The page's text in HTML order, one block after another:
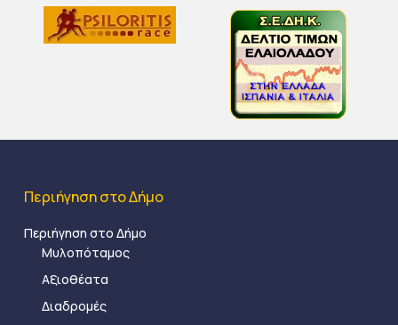
Περιήγηση στο Δήμο
Περιήγηση στο Δήμο
Μυλοπόταμος
Αξιοθέατα
Διαδρομές